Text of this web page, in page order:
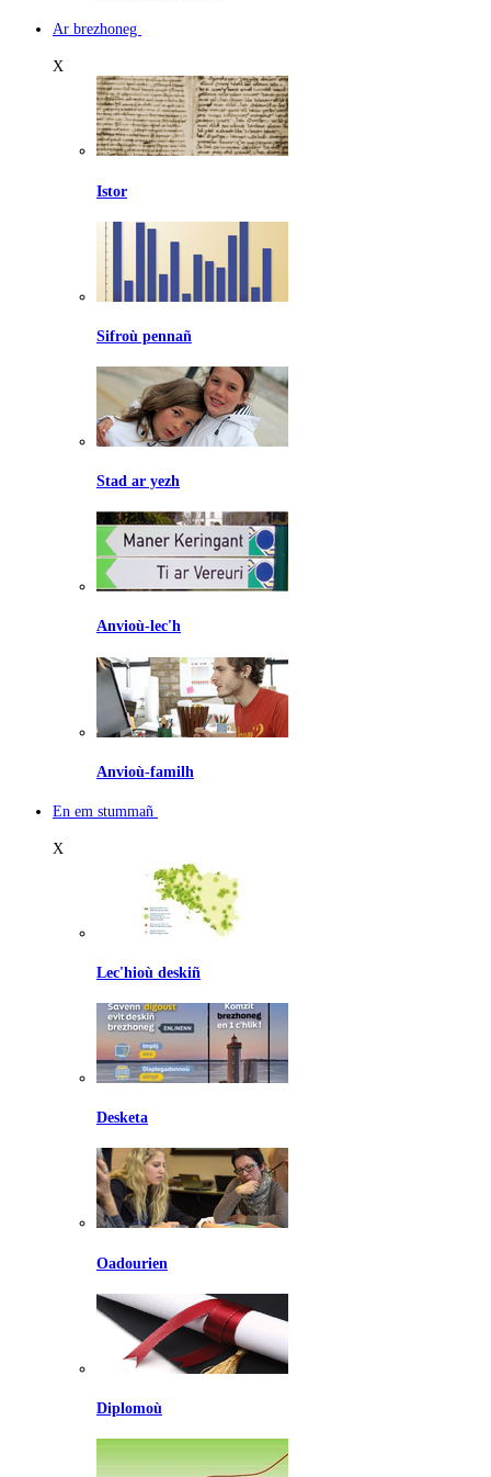
Ar brezhoneg
X
Istor
Sifroù pennañ
Stad ar yezh
Anvioù-lec'h
Anvioù-familh
En em stummañ
X
Lec'hioù deskiñ
Desketa
Oadourien
Diplomoù